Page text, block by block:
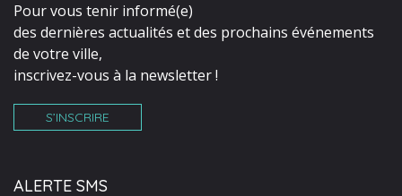
Pour vous tenir informé(e)
des dernières actualités et des prochains événements
de votre ville,
inscrivez-vous à la newsletter !
S’INSCRIRE
ALERTE SMS